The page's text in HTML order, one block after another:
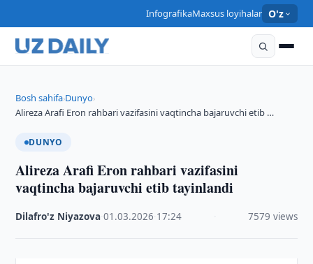
InfografikaMaxsus loyihalar O'z
Bosh sahifa›Dunyo›
Alireza Arafi Eron rahbari vazifasini vaqtincha bajaruvchi etib …
DUNYO
Alireza Arafi Eron rahbari vazifasini
vaqtincha bajaruvchi etib tayinlandi
Dilafro'z Niyazova ·01.03.2026 17:24 7579 views